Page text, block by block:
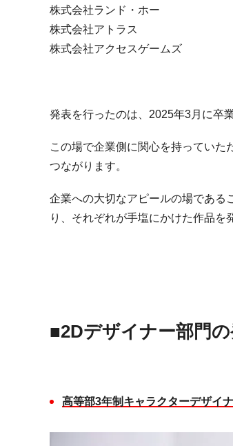
株式会社ランド・ホー
株式会社アトラス
株式会社アクセスゲームズ
発表を行ったのは、 2025年3月に卒
この場で企業側に関心を持っていた
つながります。
企業への大切なアピールの場である
り、それぞれが手塩にかけた作品を
■2Dデザイナー部門
高等部3年制キャラクターデザイ